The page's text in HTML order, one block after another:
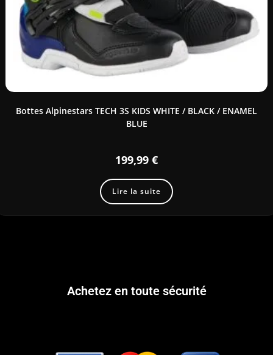
Bottes Alpinestars TECH 3S KIDS WHITE / BLACK / ENAMEL
BLUE
199,99 €
Lire la suite
Achetez en toute sécurité